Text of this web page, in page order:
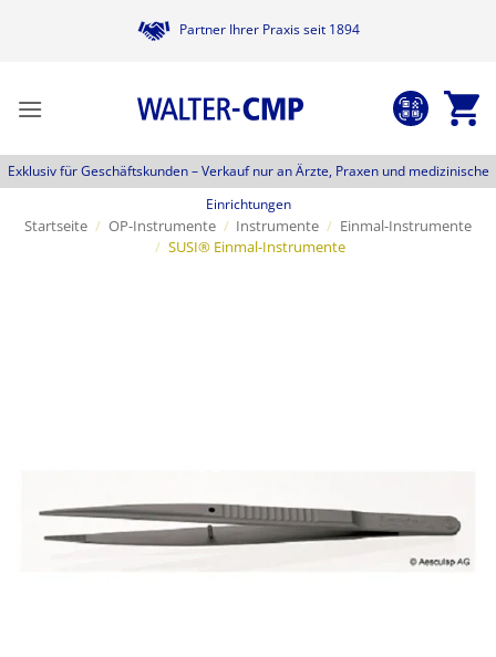
Partner Ihrer Praxis seit 1894
Exklusiv für Geschäftskunden –Verkauf nur an Ärzte, Praxen und medizinische
Einrichtungen
Startseite / OP-Instrumente / Instrumente / Einmal-Instrumente
/ SUSI® Einmal-Instrumente